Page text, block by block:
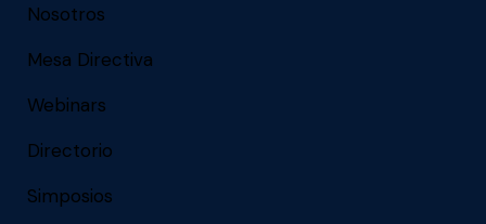
Nosotros
Mesa Directiva
Webinars
Directorio
Simposios